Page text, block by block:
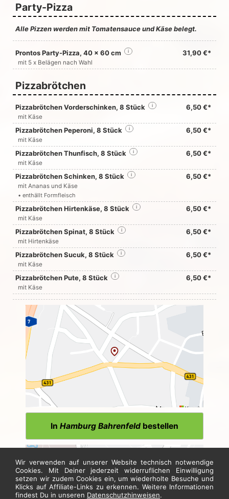
Party-Pizza
Alle Pizzen werden mit Tomatensauce und Käse belegt.
Prontos Party-Pizza, 40 x 60 cm 31,90 €*
i
mit 5 x Belägen nach Wahl
Pizzabrötchen
Pizzabrötchen Vorderschinken, 8 Stück 6,50 €*
i
mit Käse
Pizzabrötchen Peperoni, 8 Stück 6,50 €*
i
mit Käse
Pizzabrötchen Thunfisch, 8 Stück 6,50 €*
i
mit Käse
Pizzabrötchen Schinken, 8 Stück 6,50 €*
i
mit Ananas und Käse
• enthällt Formfleisch
Pizzabrötchen Hirtenkäse, 8 Stück 6,50 €*
i
mit Käse
Pizzabrötchen Spinat, 8 Stück 6,50 €*
i
mit Hirtenkäse
Pizzabrötchen Sucuk, 8 Stück 6,50 €*
i
mit Käse
Pizzabrötchen Pute, 8 Stück 6,50 €*
i
mit Käse
In Hamburg Bahrenfeld bestellen
Wir verwenden auf unserer Website technisch notwendige
Cookies. Mit Deiner jederzeit widerruflichen Einwilligung
setzen wir zudem Cookies ein, um wiederholte Besuche und
Klicks auf Affiliate-Links zu erkennen. Weitere Informationen
findest Du in unseren Datenschutzhinweisen.